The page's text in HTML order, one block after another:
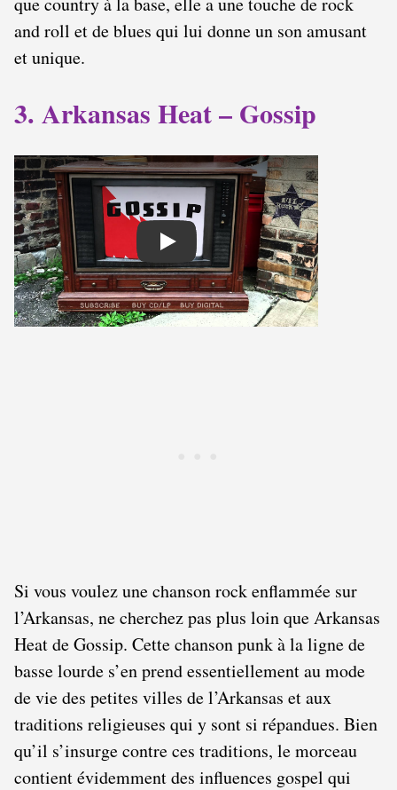
and roll et de blues qui lui donne un son amusant
et unique.
3. Arkansas Heat – Gossip
Play
Si vous voulez une chanson rock enflammée sur
l’Arkansas, ne cherchez pas plus loin que Arkansas
Heat de Gossip. Cette chanson punk à la ligne de
basse lourde s’en prend essentiellement au mode
de vie des petites villes de l’Arkansas et aux
traditions religieuses qui y sont si répandues. Bien
qu’il s’insurge contre ces traditions, le morceau
contient évidemment des influences gospel qui